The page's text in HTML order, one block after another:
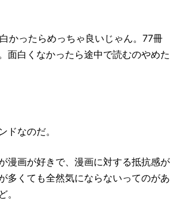
かったらめっちゃ良いじゃん。77冊
面白くなかったら途中で読むのやめた
ドなのだ。
漫画が好きで、漫画に対する抵抗感が
多くても全然気にならないってのがあ
。